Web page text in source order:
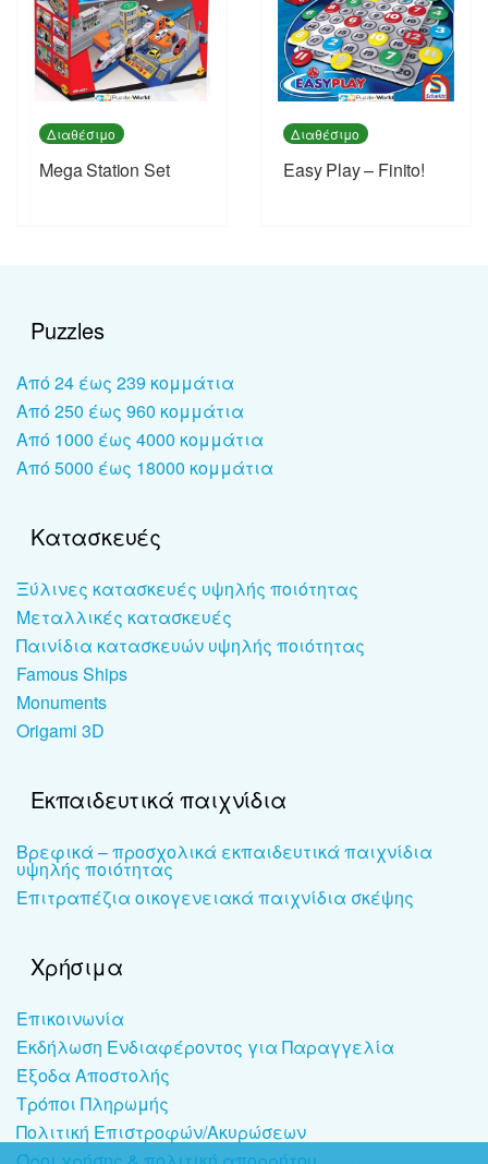
Διαθέσιμο
Mega Station Set
Διαθέσιμο
Easy Play – Finito!
Puzzles
Από 24 έως 239 κομμάτια
Από 250 έως 960 κομμάτια
Από 1000 έως 4000 κομμάτια
Από 5000 έως 18000 κομμάτια
Κατασκευές
Ξύλινες κατασκευές υψηλής ποιότητας
Μεταλλικές κατασκευές
Παινίδια κατασκευών υψηλής ποιότητας
Famous Ships
Monuments
Origami 3D
Εκπαιδευτικά παιχνίδια
Βρεφικά – προσχολικά εκπαιδευτικά παιχνίδια
υψηλής ποιότητας
Επιτραπέζια οικογενειακά παιχνίδια σκέψης
Χρήσιμα
Επικοινωνία
Εκδήλωση Ενδιαφέροντος για Παραγγελία
Έξοδα Αποστολής
Τρόποι Πληρωμής
Πολιτική Επιστροφών/Ακυρώσεων